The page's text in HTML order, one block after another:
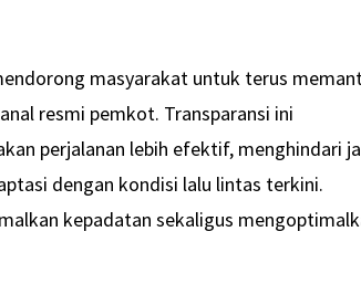
masyarakat untuk terus
resmi pemkot. Transparansi ini
perjalanan lebih efektif, menghindari
dengan kondisi lalu lintas terkini.
kepadatan sekaligus